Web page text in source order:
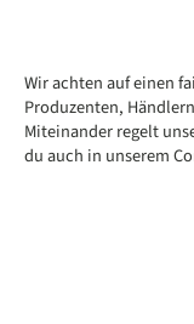
Wir achten auf einen
Produzenten,
Miteinander regelt
du auch in unserem